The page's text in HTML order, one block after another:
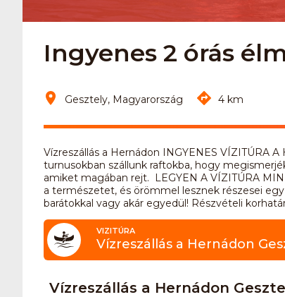
Ingyenes 2 órás
Gesztely, Magyarország 4 km
Vízreszállás a Hernádon INGYENES VÍZITÚRA
turnusokban szállunk raftokba, hogy
amiket magában rejt. LEGYEN A VÍZITÚRA
a természetet, és örömmel lesznek részesei
barátokkal vagy akár egyedül! Részvételi
VIZITÚRA
Vízreszállás a Hernádon
Vízreszállás a Hernádon